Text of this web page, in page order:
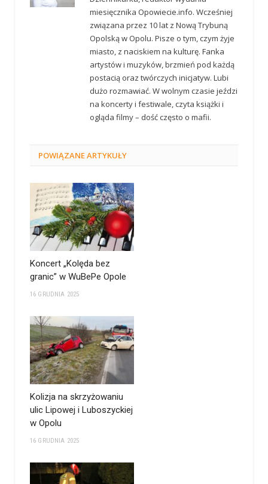
miesięcznika Opowiecie.info. Wcześniej
związana przez 10 lat z Nową Trybuną
Opolską w Opolu. Pisze o tym, czym żyje
miasto, z naciskiem na kulturę. Fanka
artystów i muzyków, brzmień pod każdą
postacią oraz twórczych inicjatyw. Lubi
dużo rozmawiać. W wolnym czasie jeździ
na koncerty i festiwale, czyta książki i
ogląda filmy – dość często o mafii.
POWIĄZANEARTYKUŁY
Koncert „Kolęda bez
granic” w WuBePe Opole
16 GRUDNIA 2025
Kolizja na skrzyżowaniu
ulic Lipowej i Luboszyckiej
w Opolu
16 GRUDNIA 2025